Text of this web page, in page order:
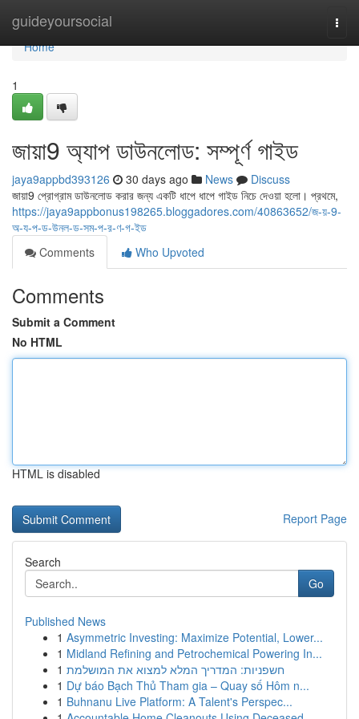
guideyoursocial
Home
Home
1
জায়া9 অ্যাপ ডাউনলোড: সম্পূর্ণ গাইড
jaya9appbd393126 30 days ago News
Discuss
জায়া9 প্রোগ্রাম ডাউনলোড করার জন্য একটি ধাপে ধাপে গাইড নিচে দেওয়া হলো। প্রথমে,
https://jaya9appbonus198265.bloggadores.com/40863652/জ-য়-9-
অ-য-প-ড-উনল-ড-সম-প-র-ণ-গ-ইড
Comments
Who Upvoted
Comments
Submit a Comment
No HTML
HTML is disabled
Report Page
Search
Go
Published News
1 Asymmetric Investing: Maximize Potential, Lower...
1 Midland Refining and Petrochemical Powering In...
1 חשפניות: המדריך המלא למצוא את המושלמת
1 Dự báo Bạch Thủ Tham gia – Quay số Hôm n...
1 Buhnanu Live Platform: A Talent's Perspec...